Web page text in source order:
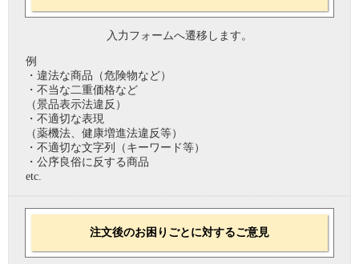
入力フォームへ遷移します。
例
・違法な商品（危険物など）
・不当な二重価格など
（景品表示法違反）
・不適切な表現
（薬機法、健康増進法違反等）
・不適切な文字列（キーワード等）
・公序良俗に反する商品
etc.
注文後のお困りごとに対するご意見